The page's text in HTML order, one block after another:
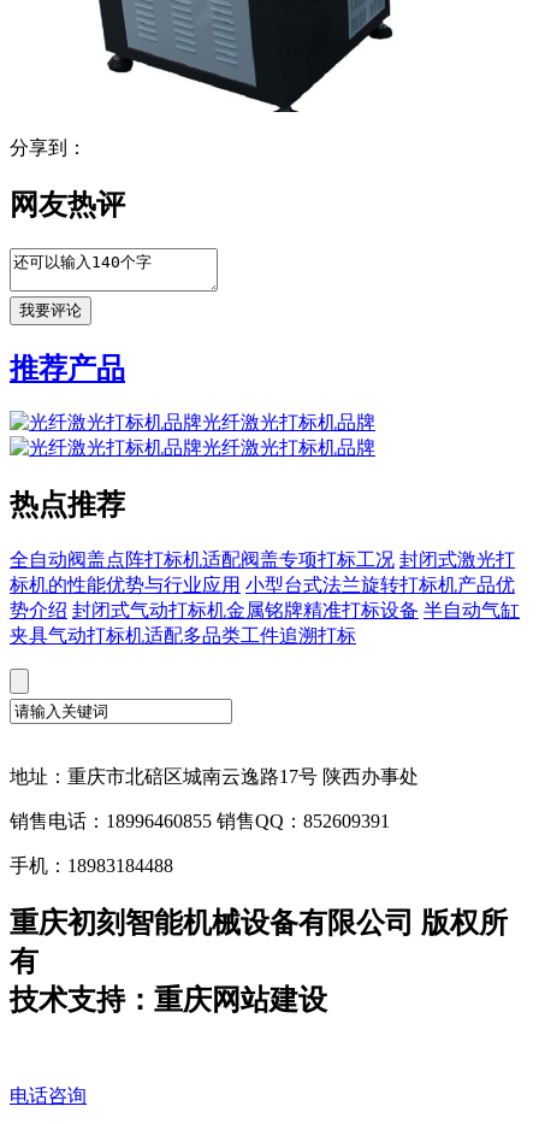
分享到：
网友热评
推荐产品
光纤激光打标机品牌
光纤激光打标机品牌
热点推荐
全自动阀盖点阵打标机适配阀盖专项打标工况 封闭式激光打
标机的性能优势与行业应用 小型台式法兰旋转打标机产品优
势介绍 封闭式气动打标机金属铭牌精准打标设备 半自动气缸
夹具气动打标机适配多品类工件追溯打标
地址：重庆市北碚区城南云逸路17号 陕西办事处
销售电话：18996460855 销售QQ：852609391
手机：18983184488
重庆初刻智能机械设备有限公司 版权所
有
技术支持：重庆网站建设
电话咨询